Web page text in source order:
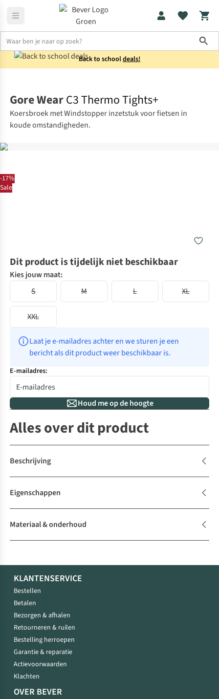
Back to schooldeals!
-17%
Sale
Gore WearC3 Thermo Tights+
Koersbroek met Windstopper inzetstuk voor fietsen in
koude omstandigheden.
Dit product is tijdelijk niet beschikbaar
Kies jouw maat:
S
M L XL
XXL
Laat je e-mailadres achter en we sturen je een
bericht als dit product weer beschikbaar is.
E-mailadres:
Houd me op de hoogte
Alles over dit product
Beschrijving
Eigenschappen
Materiaal & onderhoud
KLANTENSERVICE
Bestellen
Betalen
Bezorgen & afhalen
Retourneren & ruilen
Bestelling herroepen
Garantie & reparatie
Actievoorwaarden
Klachten
OVER BEVER